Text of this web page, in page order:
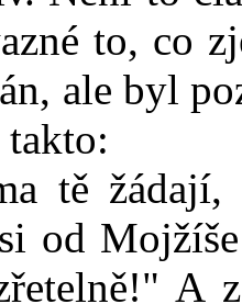
to, co
ale byl
takto:
tě
od
A